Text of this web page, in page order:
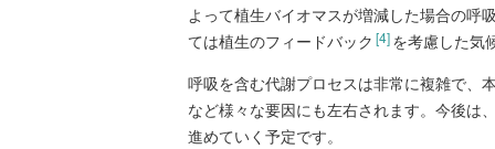
よって植生バイオマスが増減した場合の呼
ては植生のフィードバック [4]を考慮した気
呼吸を含む代謝プロセスは非常に複雑で、
など様々な要因にも左右されます。今後は
進めていく予定です。